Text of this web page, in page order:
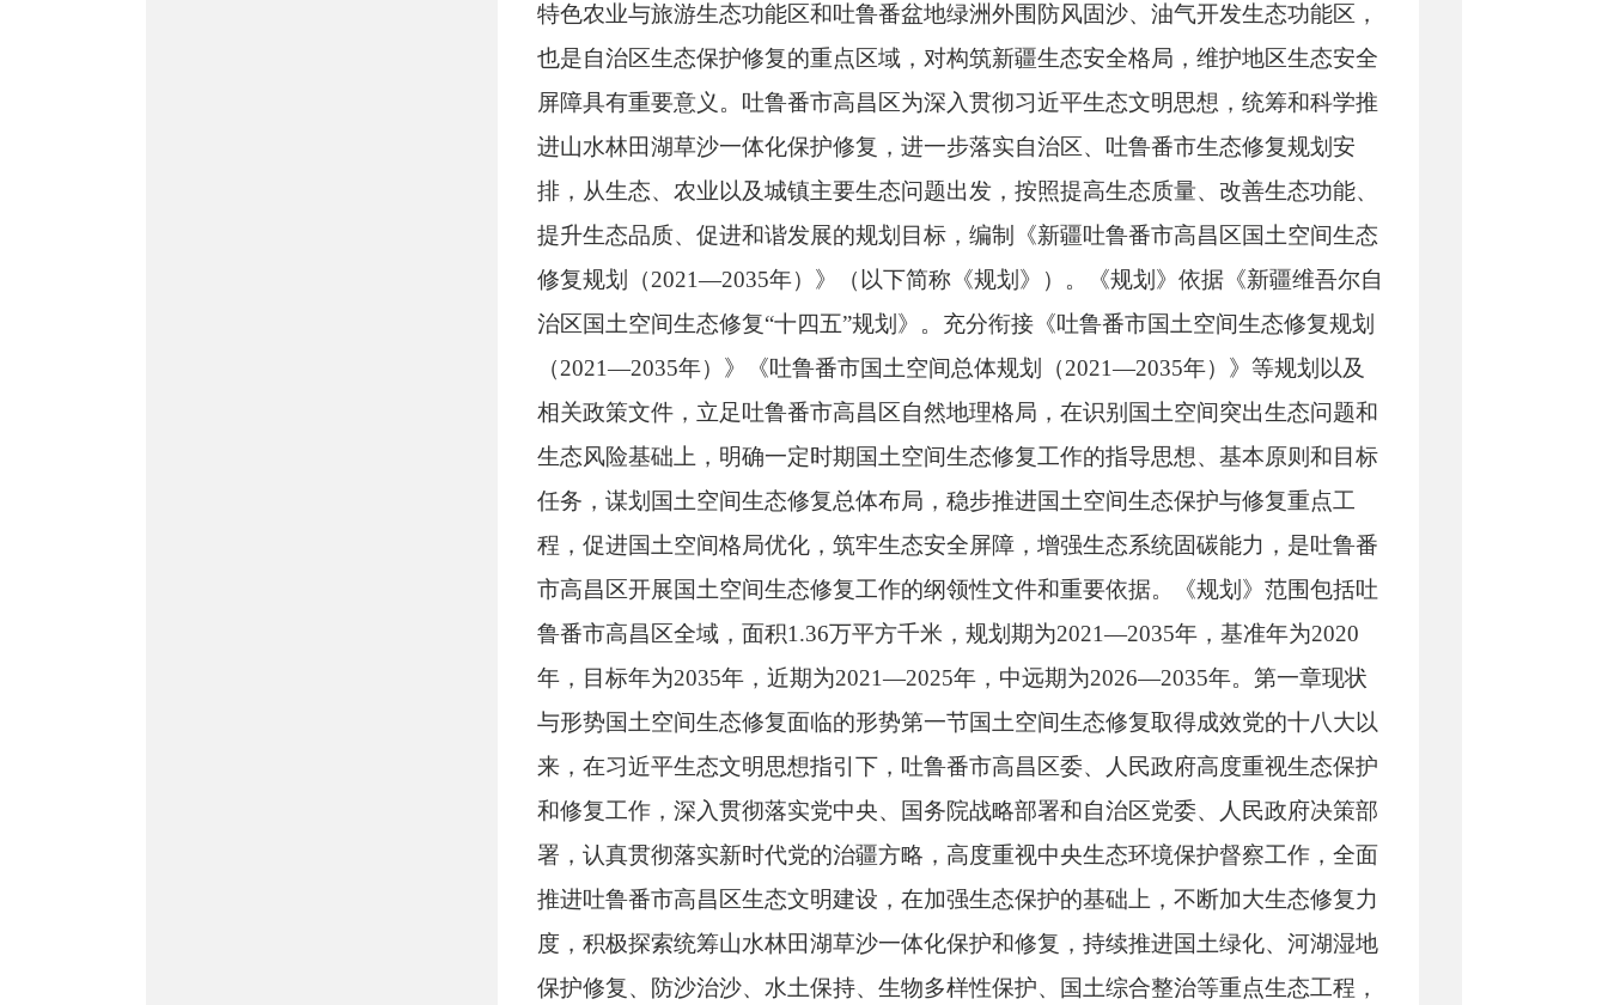
特色农业与旅游生态功能区和吐鲁番盆地绿洲外围防风固沙、油气开发生态功能区，
也是自治区生态保护修复的重点区域，对构筑新疆生态安全格局，维护地区生态安全
屏障具有重要意义。吐鲁番市高昌区为深入贯彻习近平生态文明思想，统筹和科学推
进山水林田湖草沙一体化保护修复，进一步落实自治区、吐鲁番市生态修复规划安
排，从生态、农业以及城镇主要生态问题出发，按照提高生态质量、改善生态功能、
提升生态品质、促进和谐发展的规划目标，编制《新疆吐鲁番市高昌区国土空间生态
修复规划（2021—2035年）》（以下简称《规划》）。《规划》依据《新疆维吾尔自
治区国土空间生态修复“十四五”规划》。充分衔接《吐鲁番市国土空间生态修复规划
（2021—2035年）》《吐鲁番市国土空间总体规划（2021—2035年）》等规划以及
相关政策文件，立足吐鲁番市高昌区自然地理格局，在识别国土空间突出生态问题和
生态风险基础上，明确一定时期国土空间生态修复工作的指导思想、基本原则和目标
任务，谋划国土空间生态修复总体布局，稳步推进国土空间生态保护与修复重点工
程，促进国土空间格局优化，筑牢生态安全屏障，增强生态系统固碳能力，是吐鲁番
市高昌区开展国土空间生态修复工作的纲领性文件和重要依据。《规划》范围包括吐
鲁番市高昌区全域，面积1.36万平方千米，规划期为2021—2035年，基准年为2020
年，目标年为2035年，近期为2021—2025年，中远期为2026—2035年。第一章现状
与形势国土空间生态修复面临的形势第一节国土空间生态修复取得成效党的十八大以
来，在习近平生态文明思想指引下，吐鲁番市高昌区委、人民政府高度重视生态保护
和修复工作，深入贯彻落实党中央、国务院战略部署和自治区党委、人民政府决策部
署，认真贯彻落实新时代党的治疆方略，高度重视中央生态环境保护督察工作，全面
推进吐鲁番市高昌区生态文明建设，在加强生态保护的基础上，不断加大生态修复力
度，积极探索统筹山水林田湖草沙一体化保护和修复，持续推进国土绿化、河湖湿地
保护修复、防沙治沙、水土保持、生物多样性保护、国土综合整治等重点生态工程，